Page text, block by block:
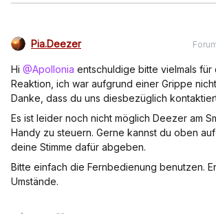
Pia.Deezer
Hi @Apollonia entschuldige bitte vielmals für
Reaktion, ich war aufgrund einer Grippe
Danke, dass du uns diesbezüglich
Es ist leider noch nicht möglich Deezer am
Handy zu steuern. Gerne kannst du oben
deine Stimme dafür abgeben.
Bitte einfach die Fernbedienung benutzen.
Umstände.